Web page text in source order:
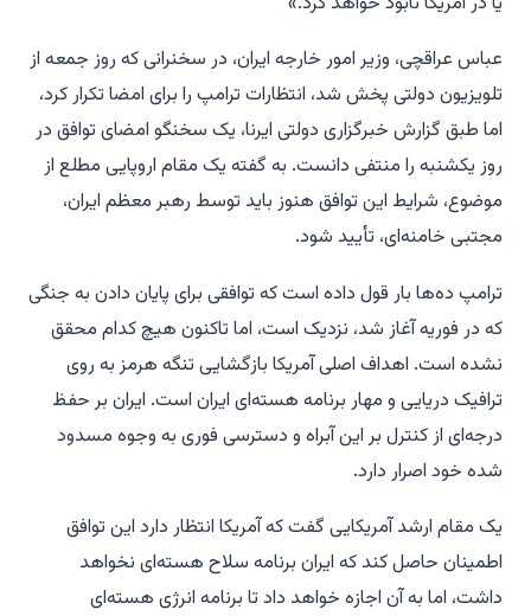
عباس عراقچی، وزیر امور خارجه ایران، در سخنرانی که روز جمعه از
تلویزیون دولتی پخش شد، انتظارات ترامپ را برای امضا تکرار کرد،
اما طبق گزارش خبرگزاری دولتی ایرنا، یک سخنگو امضای توافق در
روز یکشنبه را منتفی دانست. به گفته یک مقام اروپایی مطلع از
موضوع، شرایط این توافق هنوز باید توسط رهبر معظم ایران،
مجتبی خامنه‌ای، تأیید شود.
ترامپ ده‌ها بار قول داده است که توافقی برای پایان دادن به جنگی
که در فوریه آغاز شد، نزدیک است، اما تاکنون هیچ کدام محقق
نشده است. اهداف اصلی آمریکا بازگشایی تنگه هرمز به روی
ترافیک دریایی و مهار برنامه هسته‌ای ایران است. ایران بر حفظ
درجه‌ای از کنترل بر این آبراه و دسترسی فوری به وجوه مسدود
شده خود اصرار دارد.
یک مقام ارشد آمریکایی گفت که آمریکا انتظار دارد این توافق
اطمینان حاصل کند که ایران برنامه سلاح هسته‌ای نخواهد
داشت، اما به آن اجازه خواهد داد تا برنامه انرژی هسته‌ای